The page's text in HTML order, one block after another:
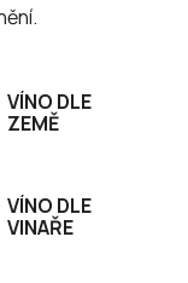
VÍNO DLE
ZEMĚ
VÍNO DLE
VINAŘE